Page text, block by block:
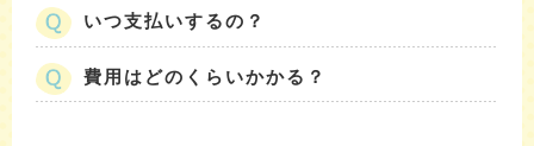
いつ支払いするの？
費用はどのくらいかかる？